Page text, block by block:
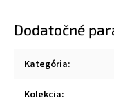
Dodatočné
Kategória:
Kolekcia: